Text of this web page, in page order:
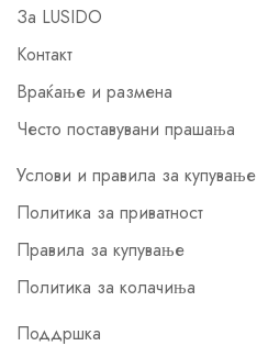
За LUSIDO
Контакт
Враќање и размена
Често поставувани прашања
Услови и правила за купување
Политика за приватност
Правила за купување
Политика за колачиња
Поддршка